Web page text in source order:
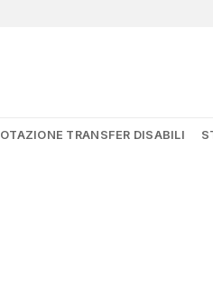
TRANSFER DISABILI